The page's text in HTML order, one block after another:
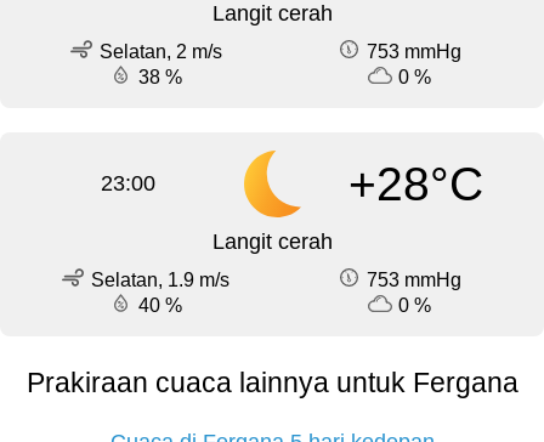
Langit cerah
Selatan, 2 m/s
753 mmHg
38 %
0 %
23:00 +28°C
Langit cerah
Selatan, 1.9 m/s
753 mmHg
40 %
0 %
Prakiraan cuaca lainnya untuk Fergana